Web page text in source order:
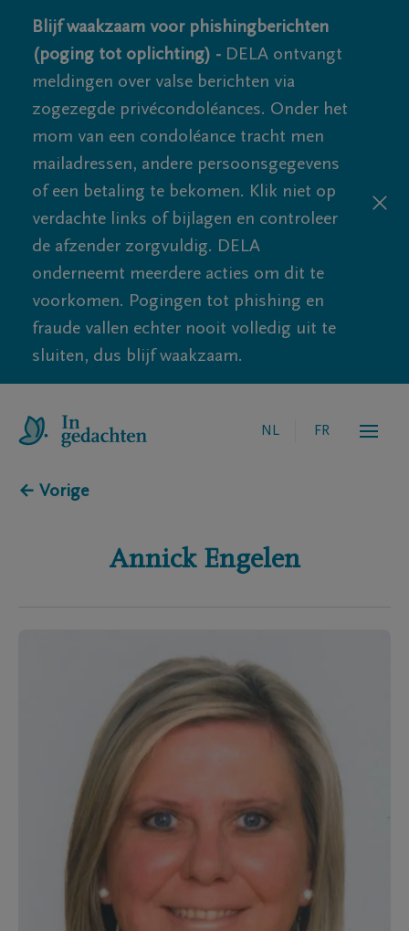
Blijf waakzaam voor phishingberichten
(poging tot oplichting) - DELA ontvangt
meldingen over valse berichten via
zogezegde privécondoléances. Onder het
mom van een condoléance tracht men
mailadressen, andere persoonsgegevens
of een betaling te bekomen. Klik niet op
verdachte links of bijlagen en controleer
de afzender zorgvuldig. DELA
onderneemt meerdere acties om dit te
voorkomen. Pogingen tot phishing en
fraude vallen echter nooit volledig uit te
sluiten, dus blijf waakzaam.
NL FR
← Vorige
Annick Engelen